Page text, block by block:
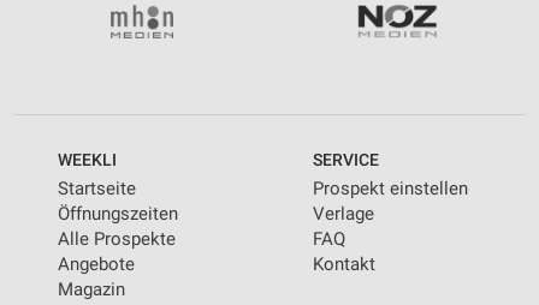
WEEKLI
Startseite
Öffnungszeiten
Alle Prospekte
Angebote
Magazin
SERVICE
Prospekt einstellen
Verlage
FAQ
Kontakt